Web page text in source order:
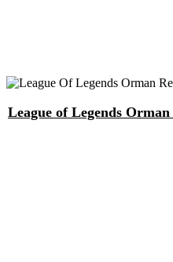
League of Legends